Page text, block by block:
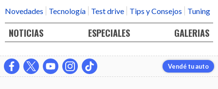
Novedades
Tecnología Test drive Tips y Consejos Tuning
NOTICIAS ESPECIALES GALERIAS
Vendé tu auto